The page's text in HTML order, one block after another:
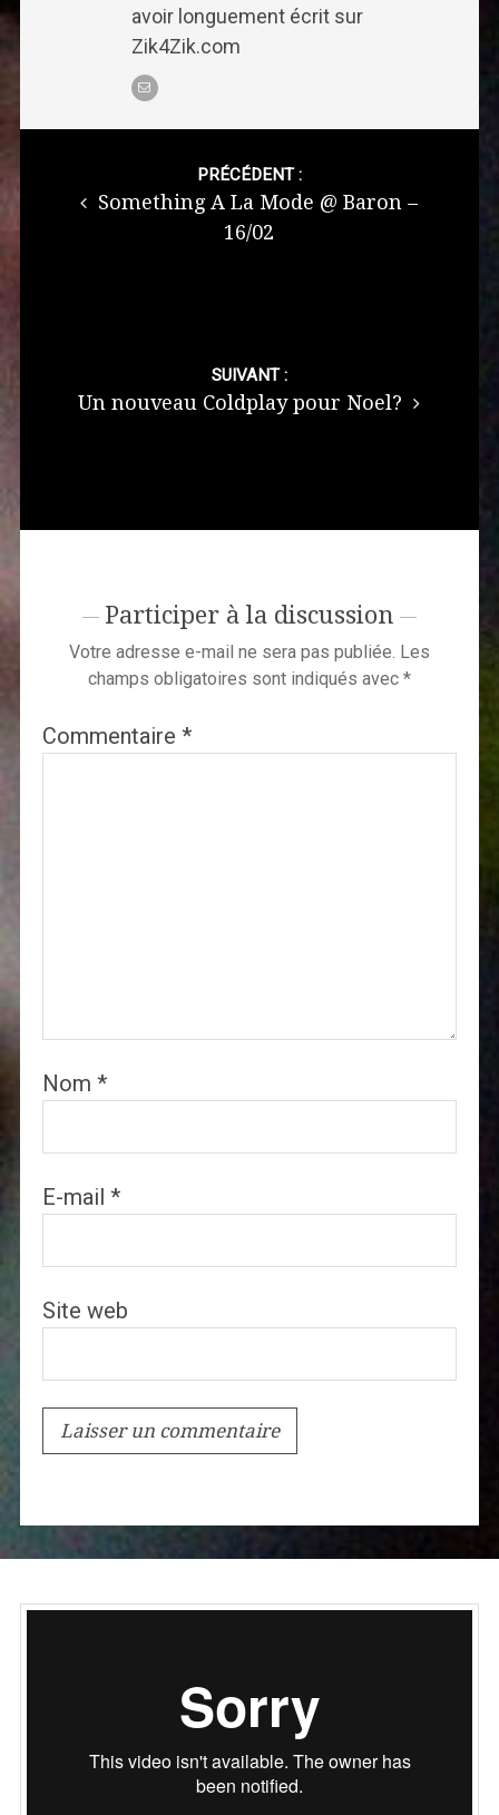
avoir longuement écrit sur
Zik4Zik.com
PRÉCÉDENT :
Something A La Mode @ Baron –
16/02
SUIVANT :
Un nouveau Coldplay pour Noel?
Participer à la discussion
Votre adresse e-mail ne sera pas publiée. Les
champs obligatoires sont indiqués avec *
Commentaire *
Nom *
E-mail *
Site web